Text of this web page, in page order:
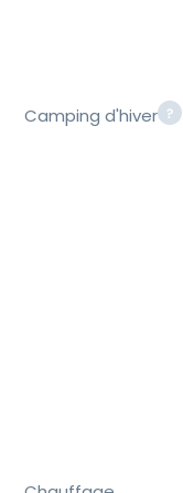
Camping d'hiver